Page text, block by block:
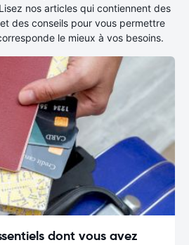
nos articles qui contiennent des
des conseils pour vous permettre
le mieux à vos besoins.
dont vous avez